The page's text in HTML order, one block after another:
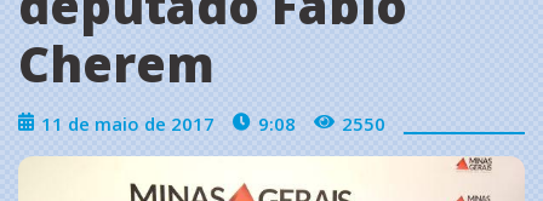
Cherem
11 de maio de 2017 9:08 2550